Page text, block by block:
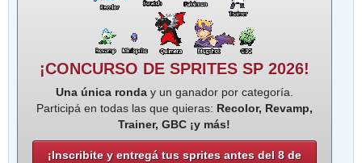
¡CONCURSO DE SPRITES SP 2026!
Una única ronday un ganador por categoría.
Participá en todas las que quieras: Recolor, Revamp,
Trainer, GBC ¡y más!
¡Inscribite y entregá tus sprites antes del 8 de